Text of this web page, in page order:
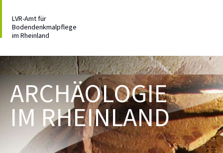
LVR-Amt für
Bodendenkmalpflege
im Rheinland
ARCHÄOLOGIE
IM RHEINLAND